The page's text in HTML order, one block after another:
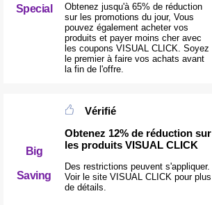
Special
Obtenez jusqu'à 65% de réduction
sur les promotions du jour, Vous
pouvez également acheter vos
produits et payer moins cher avec
les coupons VISUAL CLICK. Soyez
le premier à faire vos achats avant
la fin de l'offre.
Big
Saving
Vérifié
Obtenez 12% de réduction sur
les produits VISUAL CLICK
Des restrictions peuvent s'appliquer.
Voir le site VISUAL CLICK pour plus
de détails.